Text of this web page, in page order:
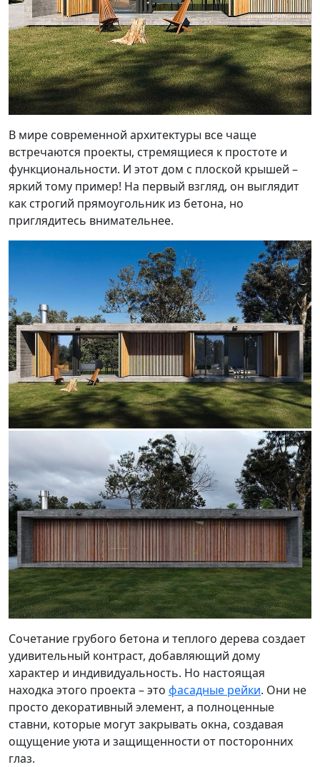
В мире современной архитектуры все чаще
встречаются проекты, стремящиеся к простоте и
функциональности. И этот дом с плоской крышей –
яркий тому пример! На первый взгляд, он выглядит
как строгий прямоугольник из бетона, но
приглядитесь внимательнее.
Сочетание грубого бетона и теплого дерева создает
удивительный контраст, добавляющий дому
характер и индивидуальность. Но настоящая
находка этого проекта – это фасадные рейки. Они не
просто декоративный элемент, а полноценные
ставни, которые могут закрывать окна, создавая
ощущение уюта и защищенности от посторонних
глаз.